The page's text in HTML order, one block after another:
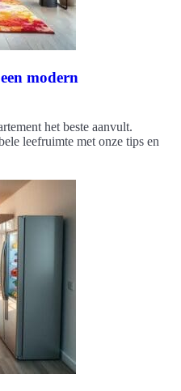
modern
het beste aanvult.
leefruimte met onze tips en